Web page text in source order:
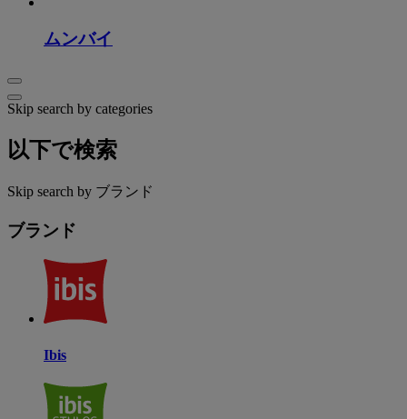
ムンバイ
Skip search by categories
以下で検索
Skip search by ブランド
ブランド
Ibis